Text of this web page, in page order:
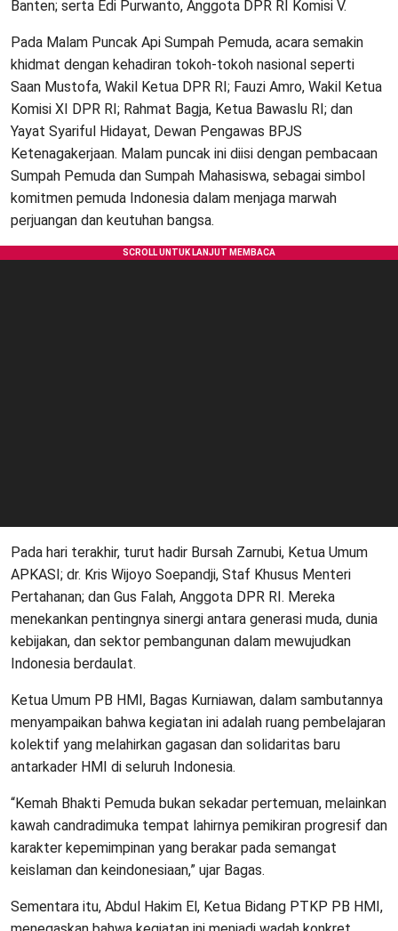
Banten; serta Edi Purwanto, Anggota DPR RI Komisi V.
Pada Malam Puncak Api Sumpah Pemuda, acara semakin
khidmat dengan kehadiran tokoh-tokoh nasional seperti
Saan Mustofa, Wakil Ketua DPR RI; Fauzi Amro, Wakil Ketua
Komisi XI DPR RI; Rahmat Bagja, Ketua Bawaslu RI; dan
Yayat Syariful Hidayat, Dewan Pengawas BPJS
Ketenagakerjaan. Malam puncak ini diisi dengan pembacaan
Sumpah Pemuda dan Sumpah Mahasiswa, sebagai simbol
komitmen pemuda Indonesia dalam menjaga marwah
perjuangan dan keutuhan bangsa.
Pada hari terakhir, turut hadir Bursah Zarnubi, Ketua Umum
APKASI; dr. Kris Wijoyo Soepandji, Staf Khusus Menteri
Pertahanan; dan Gus Falah, Anggota DPR RI. Mereka
menekankan pentingnya sinergi antara generasi muda, dunia
kebijakan, dan sektor pembangunan dalam mewujudkan
Indonesia berdaulat.
Ketua Umum PB HMI, Bagas Kurniawan, dalam sambutannya
menyampaikan bahwa kegiatan ini adalah ruang pembelajaran
kolektif yang melahirkan gagasan dan solidaritas baru
antarkader HMI di seluruh Indonesia.
“Kemah Bhakti Pemuda bukan sekadar pertemuan, melainkan
kawah candradimuka tempat lahirnya pemikiran progresif dan
karakter kepemimpinan yang berakar pada semangat
keislaman dan keindonesiaan,” ujar Bagas.
Sementara itu, Abdul Hakim El, Ketua Bidang PTKP PB HMI,